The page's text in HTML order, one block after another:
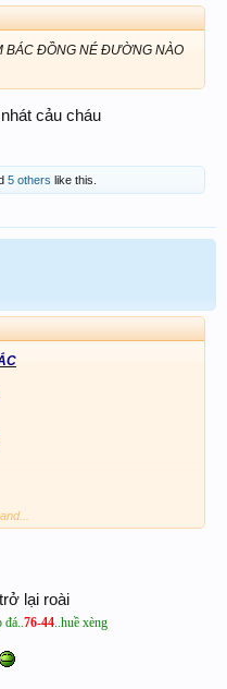
BÁC ĐỒNG NÉ ĐƯỜNG NÀO
cảu cháu
5 others like this.
Á
-08 lại roài
đá..76-44..huề xèng